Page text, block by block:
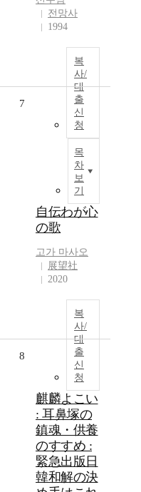
전망사
1994
복
사/
대
출
신
청
목
차
보
기
7
自伝わが心
の歌
고가 마사오
展望社
2020
복
사/
대
출
신
청
8
麒麟よこい
: 耳鼻塚の
鎮魂・供養
のすすめ :
緊急出版日
韓和解の決